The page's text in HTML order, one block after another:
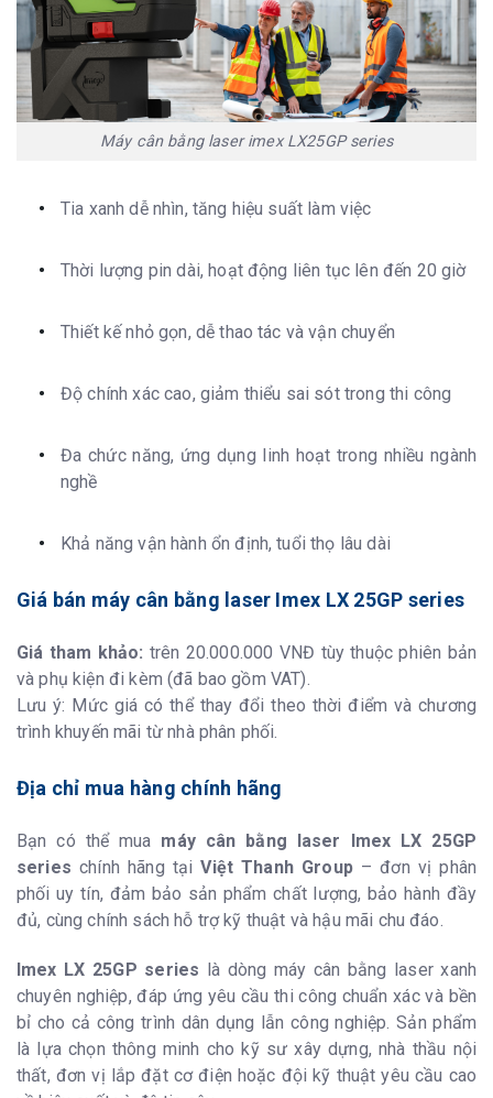
Máy cân bằng laser imex LX25GP series
Tia xanh dễ nhìn, tăng hiệu suất làm việc
Thời lượng pin dài, hoạt động liên tục lên đến 20 giờ
Thiết kế nhỏ gọn, dễ thao tác và vận chuyển
Độ chính xác cao, giảm thiểu sai sót trong thi công
Đa chức năng, ứng dụng linh hoạt trong nhiều ngành
nghề
Khả năng vận hành ổn định, tuổi thọ lâu dài
Giá bán máy cân bằng laser Imex LX 25GP series
Giá tham khảo: trên 20.000.000 VNĐ tùy thuộc phiên bản
và phụ kiện đi kèm (đã bao gồm VAT).
Lưu ý: Mức giá có thể thay đổi theo thời điểm và chương
trình khuyến mãi từ nhà phân phối.
Địa chỉ mua hàng chính hãng
Bạn có thể mua máy cân bằng laser Imex LX 25GP
series chính hãng tạiViệt Thanh Group– đơn vị phân
phối uy tín, đảm bảo sản phẩm chất lượng, bảo hành đầy
đủ, cùng chính sách hỗ trợ kỹ thuật và hậu mãi chu đáo.
Imex LX 25GP series là dòng máy cân bằng laser xanh
chuyên nghiệp, đáp ứng yêu cầu thi công chuẩn xác và bền
bỉ cho cả công trình dân dụng lẫn công nghiệp. Sản phẩm
là lựa chọn thông minh cho kỹ sư xây dựng, nhà thầu nội
thất, đơn vị lắp đặt cơ điện hoặc đội kỹ thuật yêu cầu cao